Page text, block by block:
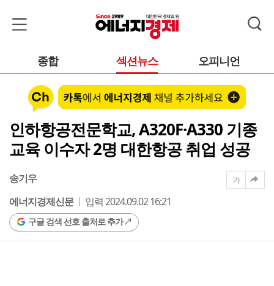
종합 섹션뉴스 오피니언
인하항공전문학교, A320F·A330 기종
교육 이수자 2명 대한항공 취업 성공
송기우
에너지경제신문
입력 2024.09.02 16:21
구글 검색 선호 출처로 추가
가